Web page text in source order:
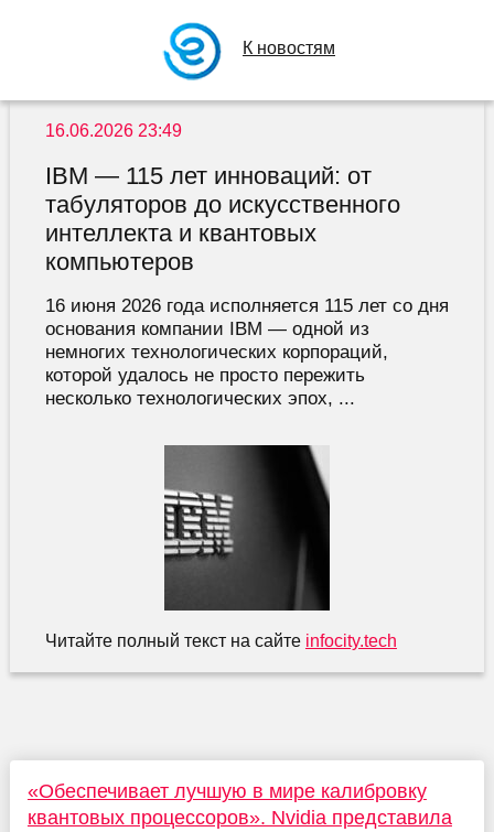
К новостям
16.06.2026 23:49
IBM — 115 лет инноваций: от
табуляторов до искусственного
интеллекта и квантовых
компьютеров
16 июня 2026 года исполняется 115 лет со дня
основания компании IBM — одной из
немногих технологических корпораций,
которой удалось не просто пережить
несколько технологических эпох, ...
Читайте полный текст на сайте infocity.tech
«Обеспечивает лучшую в мире калибровку
квантовых процессоров». Nvidia представила